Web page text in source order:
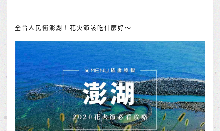
全台人民衝澎湖！花火節該吃什麼好～